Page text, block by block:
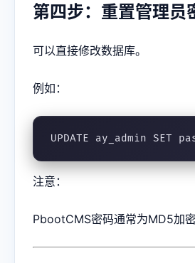
第四步：重置管理员
可以直接修改数据库。
例如：
UPDATE ay_admin SET
注意：
PbootCMS密码通常为MD5加密